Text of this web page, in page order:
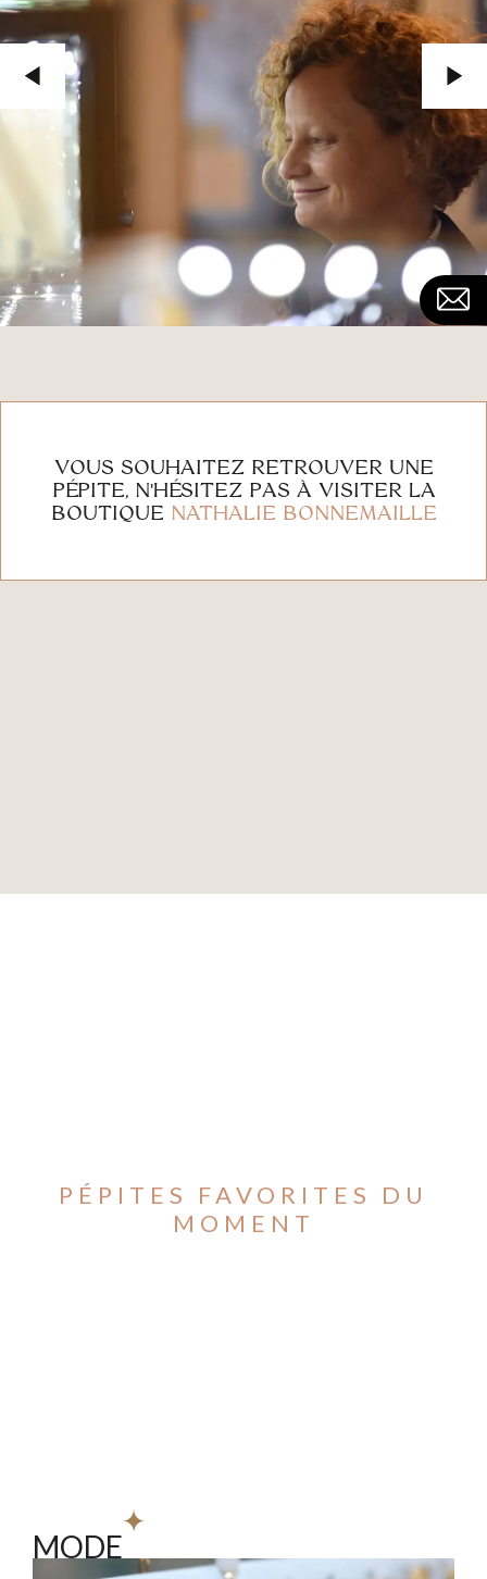
VOUS SOUHAITEZ RETROUVER UNE
PÉPITE, N'HÉSITEZ PAS À VISITER LA
BOUTIQUE NATHALIE BONNEMAILLE
PÉPITES FAVORITES DU
MOMENT
MODE